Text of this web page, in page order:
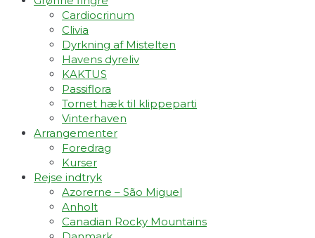
Cardiocrinum
Clivia
Dyrkning af Mistelten
Havens dyreliv
KAKTUS
Passiflora
Tornet hæk til klippeparti
Vinterhaven
Arrangementer
Foredrag
Kurser
Rejse indtryk
Azorerne – São Miguel
Anholt
Canadian Rocky Mountains